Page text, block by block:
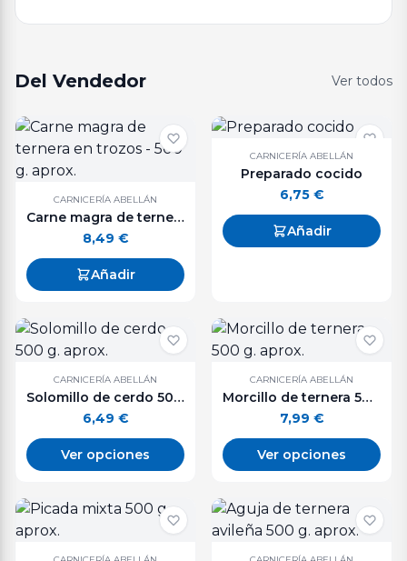
Del Vendedor Ver todos
CARNICERÍA ABELLÁN
Carne magra de ternera en trozos - 500 g. aprox.
8,49 €
Añadir
CARNICERÍA ABELLÁN
Preparado cocido
6,75 €
Añadir
CARNICERÍA ABELLÁN
Solomillo de cerdo 500 g. aprox.
6,49 €
Ver opciones
CARNICERÍA ABELLÁN
Morcillo de ternera 500 g. aprox.
7,99 €
Ver opciones